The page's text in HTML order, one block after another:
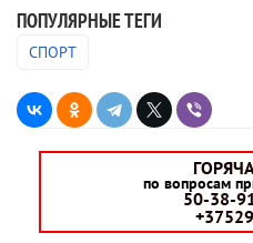
ПОПУЛЯРНЫЕ ТЕГИ
СПОРТ
по вопросам
50-38-